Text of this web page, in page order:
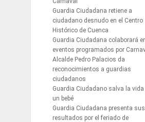
Guardia Ciudadana retiene a
ciudadano desnudo en el Centro
Histórico de Cuenca
Guardia Ciudadana colaborará
eventos programados por
Alcalde Pedro Palacios da
reconocimientos a guardias
ciudadanos
Guardia Ciudadano salva la vida
un bebé
Guardia Ciudadana presenta sus
resultados por el feriado de